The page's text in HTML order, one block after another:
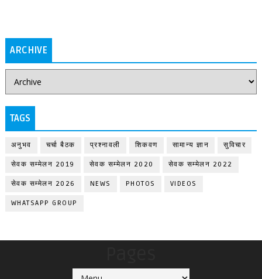
ARCHIVE
TAGS
अनुभव चर्चा बैठक प्रश्नावली शिकवण सामान्य ज्ञान सुविचार
सेवक सम्मेलन 2019 सेवक सम्मेलन 2020 सेवक सम्मेलन 2022
सेवक सम्मेलन 2026 NEWS PHOTOS VIDEOS
WHATSAPP GROUP